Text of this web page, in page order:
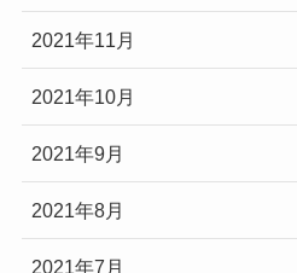
2021年11月
2021年10月
2021年9月
2021年8月
2021年7月